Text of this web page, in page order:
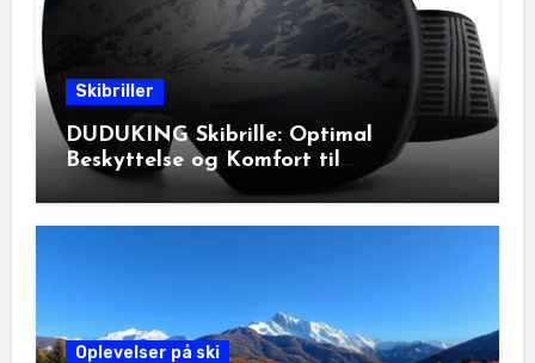
Skibriller
DUDUKING Skibrille: Optimal
Beskyttelse og Komfort til
Vinteraktiviteter
Oplevelser på ski